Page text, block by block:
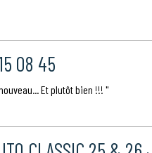
08 45
Et plutôt bien !!! "